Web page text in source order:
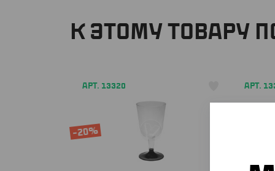
К ЭТОМУ ТОВАРУ
АРТ. 13320
-20%
АРТ.